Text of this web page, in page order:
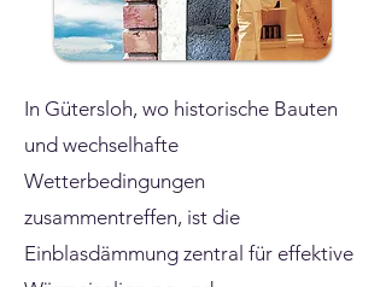
In Gütersloh, wo historische Bauten
und wechselhafte
Wetterbedingungen
zusammentreffen, ist die
Einblasdämmung zentral für effektive